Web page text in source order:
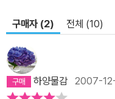
바란다. 「지구를 떠나며」
가 세 살 때 돌아가셨다. 둘
동장이 보내 준 선풍기를 프
나려고 한다. 「바보 문식이」 문식이는 정신지체아로 엄마가 집을 나간
구매자 (2) 전체 (10)
하양물감2007-